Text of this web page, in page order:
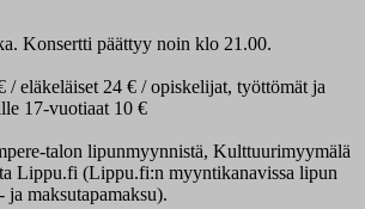
Konsertti päättyy noin klo 21.00.
/ eläkeläiset 24 € / opiskelijat, työttömät ja
17-vuotiaat 10 €
talon lipunmyynnistä, Kulttuurimyymälä
Lippu.fi (Lippu.fi:n myyntikanavissa lipun
ja maksutapamaksu).